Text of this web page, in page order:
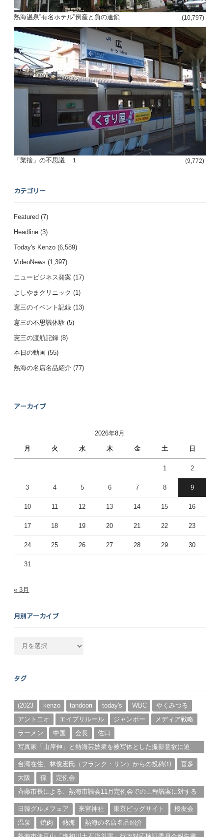
熱海温泉”有名ホテル”倒産と負の連鎖 (10,797)
「業捨」の不思議 １ (9,772)
カテゴリー
Featured (7)
Headline (3)
Today's Kenzo (6,589)
VideoNews (1,397)
ニュービジネス発案 (17)
よしやまクリニック (1)
憲三のイベント記録 (13)
憲三の不思議体験 (5)
憲三の渡航記録 (8)
本日の動画 (55)
熱海の名店名品紹介 (77)
アーカイブ
2026年8月
月 火 水 木 金 土 日
1 2
3 4 5 6 7 8 9
10 11 12 13 14 15 16
17 18 19 20 21 22 23
24 25 26 27 28 29 30
31
« 3月
月別アーカイブ
カ
ブ
タグ
(2023 kenzo tandoori today's WBC
やくみつる
アントニオ
エイプリルール ジャンボー
メディア戦略
ラーメン
中国 会長
佐口
写真家「山岸伸」と熱海芸妓衆を被写体とした撮影意欲に迫
台湾在住、林俊宏氏（フランク・リン）からの投稿⑴
喜多
大阪
孫
定例会
斉藤市長による、熱海市議会11月定例会での上程議案に対する
日韓グルメフェア
来宮神社 東京ビッグサイト
桜友会
温泉
焼肉 熱海
熱海の名店名品紹介